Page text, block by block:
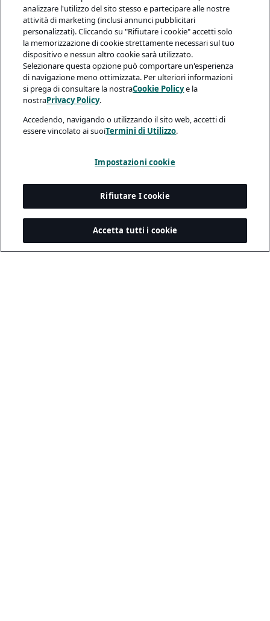
analizzare l'utilizzo del sito stesso e partecipare alle nostre
attività di marketing (inclusi annunci pubblicitari
personalizzati). Cliccando su "Rifiutare i cookie" accetti solo
la memorizzazione di cookie strettamente necessari sul tuo
dispositivo e nessun altro cookie sarà utilizzato.
Selezionare questa opzione può comportare un'esperienza
di navigazione meno ottimizzata. Per ulteriori informazioni
si prega di consultare la nostraCookie Policye la
nostraPrivacy Policy.
Accedendo, navigando o utilizzando il sito web, accetti di
essere vincolato ai suoiTermini di Utilizzo.
Impostazioni cookie
Rifiutare I cookie
Accetta tutti i cookie